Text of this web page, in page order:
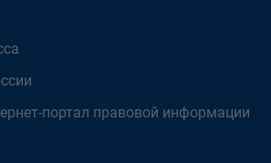
портал правовой информации